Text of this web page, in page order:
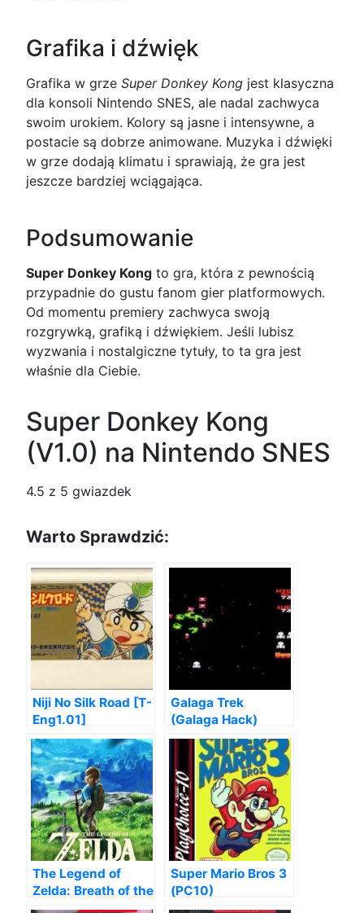
Grafika i dźwięk
Grafika w grze Super Donkey Kong jest klasyczna
dla konsoli Nintendo SNES, ale nadal zachwyca
swoim urokiem. Kolory są jasne i intensywne, a
postacie są dobrze animowane. Muzyka i dźwięki
w grze dodają klimatu i sprawiają, że gra jest
jeszcze bardziej wciągająca.
Podsumowanie
Super Donkey Kong to gra, która z pewnością
przypadnie do gustu fanom gier platformowych.
Od momentu premiery zachwyca swoją
rozgrywką, grafiką i dźwiękiem. Jeśli lubisz
wyzwania i nostalgiczne tytuły, to ta gra jest
właśnie dla Ciebie.
Super Donkey Kong
(V1.0) na Nintendo SNES
4.5 z 5 gwiazdek
Warto Sprawdzić:
Niji No Silk Road [T-
Eng1.01]
Galaga Trek
(Galaga Hack)
The Legend of
Zelda: Breath of the
Wild
Super Mario Bros 3
(PC10)